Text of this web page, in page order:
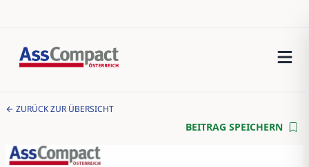
ZURÜCK ZUR ÜBERSICHT
BEITRAG SPEICHERN